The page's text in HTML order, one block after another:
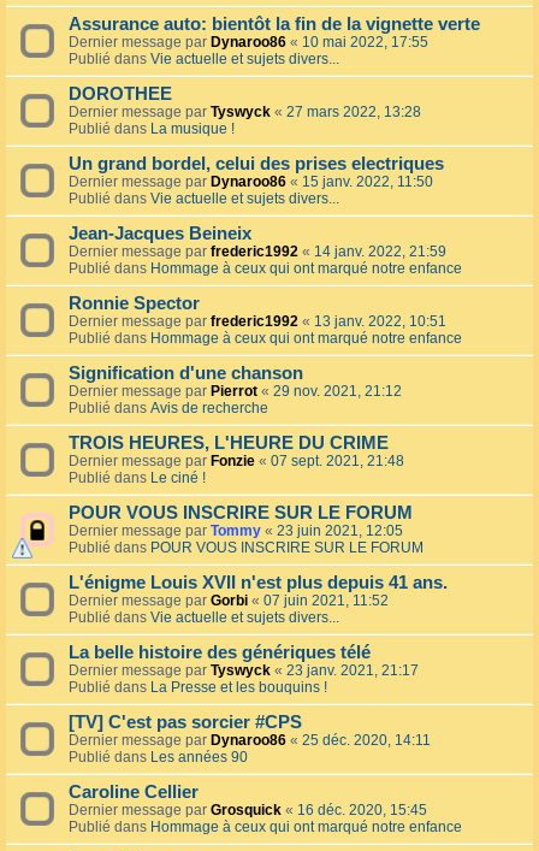
Assurance auto: bientôt la fin de la vignette verte
Dernier message par Dynaroo86 « 10 mai 2022, 17:55
Publié dans Vie actuelle et sujets divers...
DOROTHEE
Dernier message par Tyswyck « 27 mars 2022, 13:28
Publié dans La musique !
Un grand bordel, celui des prises electriques
Dernier message par Dynaroo86 « 15 janv. 2022, 11:50
Publié dans Vie actuelle et sujets divers...
Jean-Jacques Beineix
Dernier message par frederic1992 « 14 janv. 2022, 21:59
Publié dans Hommage à ceux qui ont marqué notre enfance
Ronnie Spector
Dernier message par frederic1992 « 13 janv. 2022, 10:51
Publié dans Hommage à ceux qui ont marqué notre enfance
Signification d'une chanson
Dernier message par Pierrot « 29 nov. 2021, 21:12
Publié dans Avis de recherche
TROIS HEURES, L'HEURE DU CRIME
Dernier message par Fonzie « 07 sept. 2021, 21:48
Publié dans Le ciné !
POUR VOUS INSCRIRE SUR LE FORUM
Dernier message par Tommy « 23 juin 2021, 12:05
Publié dans POUR VOUS INSCRIRE SUR LE FORUM
L'énigme Louis XVII n'est plus depuis 41 ans.
Dernier message par Gorbi « 07 juin 2021, 11:52
Publié dans Vie actuelle et sujets divers...
La belle histoire des génériques télé
Dernier message par Tyswyck « 23 janv. 2021, 21:17
Publié dans La Presse et les bouquins !
[TV] C'est pas sorcier #CPS
Dernier message par Dynaroo86 « 25 déc. 2020, 14:11
Publié dans Les années 90
Caroline Cellier
Dernier message par Grosquick « 16 déc. 2020, 15:45
Publié dans Hommage à ceux qui ont marqué notre enfance